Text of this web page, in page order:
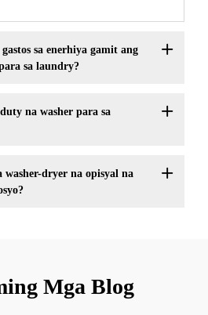
sa enerhiya gamit ang
sa laundry?
na washer para sa
dryer na opisyal na
Mga Blog